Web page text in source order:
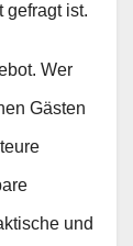
gefragt ist.
Wer
Gästen
und